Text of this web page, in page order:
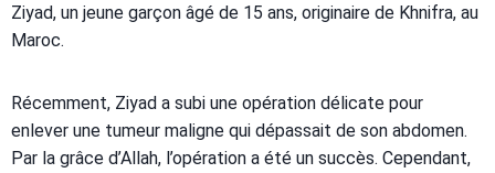
Ziyad, un jeune garçon âgé de 15 ans, originaire de Khnifra, au
Maroc.
Récemment, Ziyad a subi une opération délicate pour
enlever une tumeur maligne qui dépassait de son abdomen.
Par la grâce d’Allah, l’opération a été un succès. Cependant,